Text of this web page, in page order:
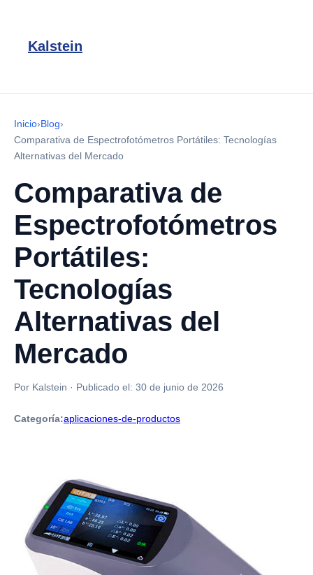
Kalstein
Inicio›Blog›
Comparativa de Espectrofotómetros Portátiles: Tecnologías
Alternativas del Mercado
Comparativa de
Espectrofotómetros
Portátiles:
Tecnologías
Alternativas del
Mercado
Por Kalstein · Publicado el: 30 de junio de 2026
Categoría:aplicaciones-de-productos